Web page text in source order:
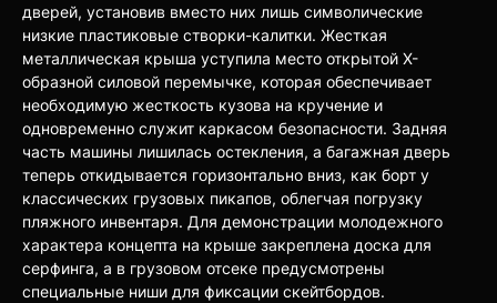
дверей, установив вместо них лишь символические
низкие пластиковые створки-калитки. Жесткая
металлическая крыша уступила место открытой Х-
образной силовой перемычке, которая обеспечивает
необходимую жесткость кузова на кручение и
одновременно служит каркасом безопасности. Задняя
часть машины лишилась остекления, а багажная дверь
теперь откидывается горизонтально вниз, как борт у
классических грузовых пикапов, облегчая погрузку
пляжного инвентаря. Для демонстрации молодежного
характера концепта на крыше закреплена доска для
серфинга, а в грузовом отсеке предусмотрены
специальные ниши для фиксации скейтбордов.